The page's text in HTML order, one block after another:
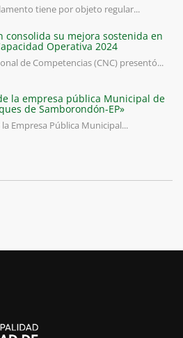
tiene por objeto regular...
consolida su mejora sostenida en
Operativa 2024
de Competencias (CNC) presentó...
la empresa pública Municipal de
de Samborondón-EP»
Empresa Pública Municipal...